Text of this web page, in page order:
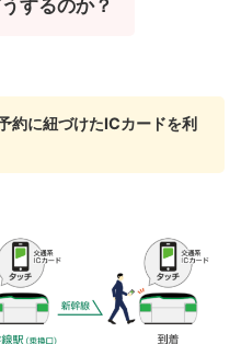
するのか？
約に紐づけたICカードを利